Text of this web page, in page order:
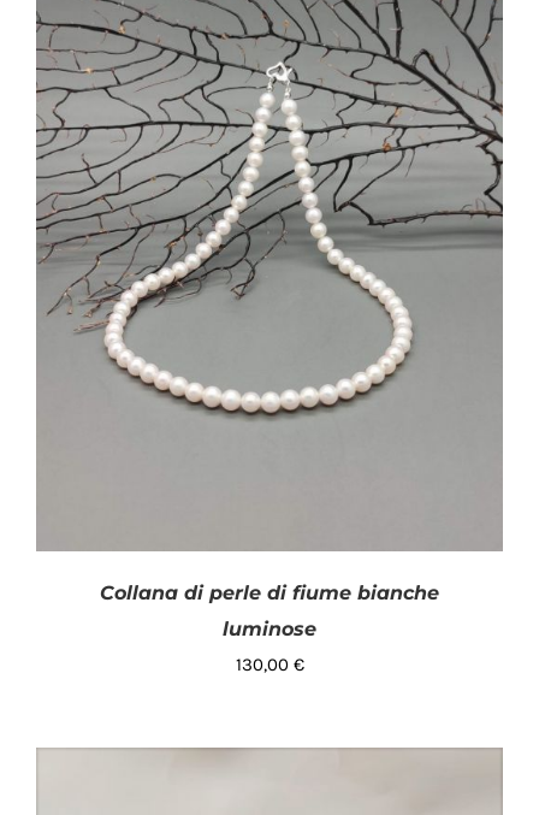
AGGIUNGI AL CARRELLO / DETTAGLI
Collana di perle di fiume bianche
luminose
130,00 €